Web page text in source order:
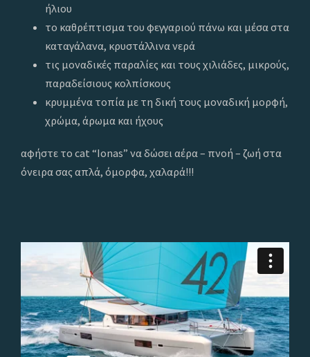
ήλιου
το καθρέπτισμα του φεγγαριού πάνω και μέσα στα
καταγάλανα, κρυστάλλινα νερά
τις μοναδικές παραλίες και τους χιλιάδες, μικρούς,
παραδείσιους κολπίσκους
κρυμμένα τοπία με τη δική τους μοναδική μορφή,
χρώμα, άρωμα και ήχους
αφήστε το cat “Ionas” να δώσει αέρα – πνοή – ζωή στα
όνειρα σας απλά, όμορφα, χαλαρά!!!